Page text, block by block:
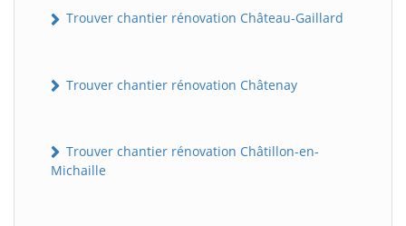
Trouver chantier rénovation Château-Gaillard
Trouver chantier rénovation Châtenay
Trouver chantier rénovation Châtillon-en-
Michaille